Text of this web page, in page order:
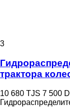
3
трактора
10 680 TJS 7 500